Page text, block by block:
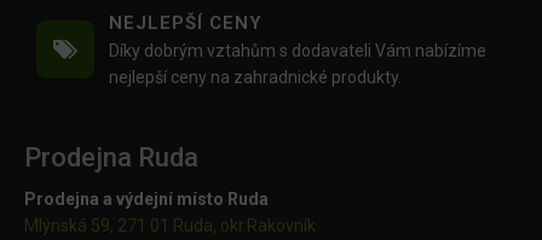
NEJLEPŠÍ CENY
Díky dobrým vztahům s dodavateli Vám nabízíme
nejlepší ceny na zahradnické produkty.
Prodejna Ruda
Prodejna a výdejní místo Ruda
Mlýnská 59, 271 01 Ruda, okr.Rakovník